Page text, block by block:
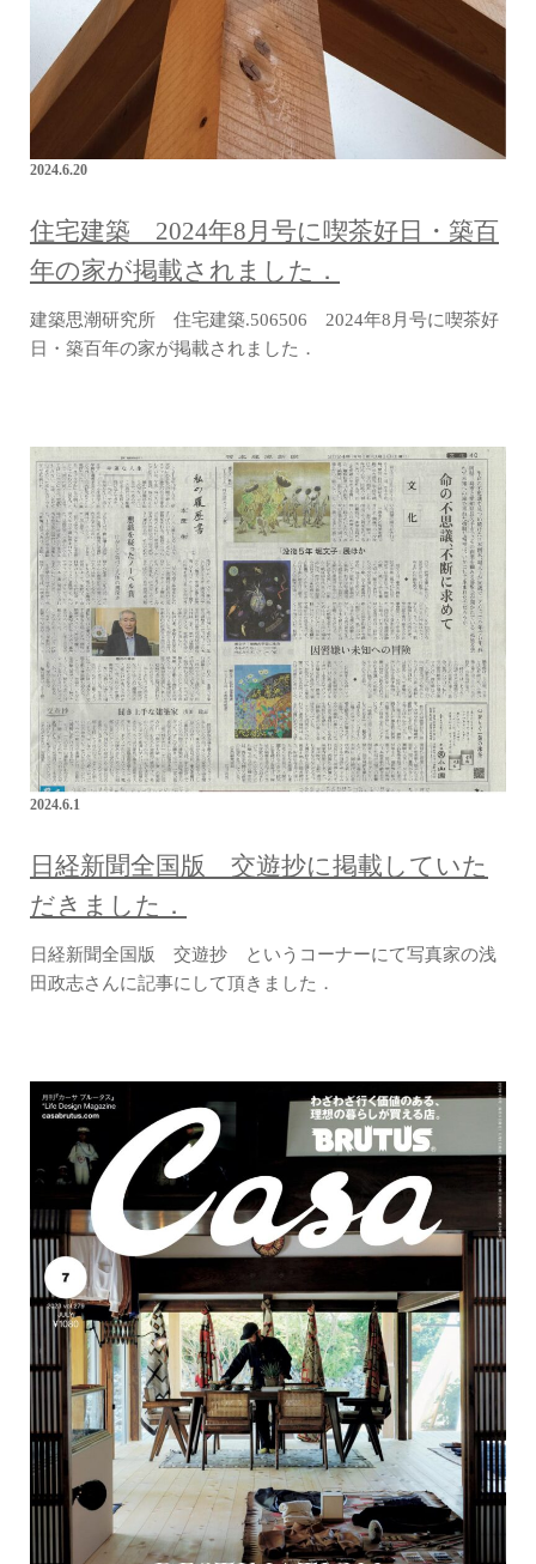
2024.6.20
住宅建築 2024年8月号に喫茶好日・築百
年の家が掲載されました．
建築思潮研究所 住宅建築.506506 2024年8月号に喫茶好
日・築百年の家が掲載されました．
2024.6.1
日経新聞全国版 交遊抄に掲載していた
だきました．
日経新聞全国版 交遊抄 というコーナーにて写真家の浅
田政志さんに記事にして頂きました．